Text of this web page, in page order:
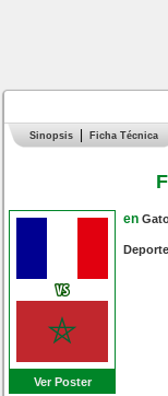
Sinopsis Ficha Técnica
Ver Poster
en
Deporte